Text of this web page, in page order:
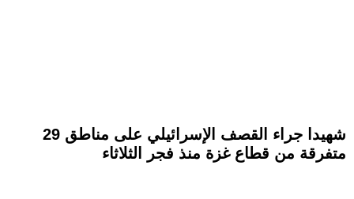
29 شهيدا جراء القصف الإسرائيلي على مناطق
متفرقة من قطاع غزة منذ فجر الثلاثاء